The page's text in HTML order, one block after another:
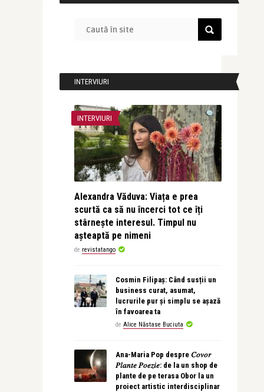
INTERVIURI
INTERVIURI
Alexandra Văduva: Viața e prea
scurtă ca să nu încerci tot ce îți
stârnește interesul. Timpul nu
așteaptă pe nimeni
de revistatango
Cosmin Filipaș: Când susții un
business curat, asumat,
lucrurile pur și simplu se așază
în favoarea ta
de Alice Năstase Buciuta
Ana-Maria Pop despre 𝐶𝑜𝑣𝑜𝑟
𝑃𝑙𝑎𝑛𝑡𝑒 𝑃𝑜𝑒𝑧𝑖𝑒: de la un shop de
plante de pe terasa Obor la un
proiect artistic interdisciplinar